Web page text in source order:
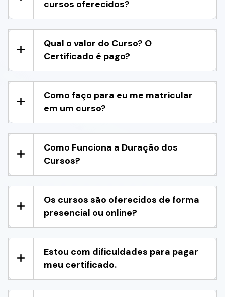
cursos oferecidos?
Qual o valor do Curso? O
Certificado é pago?
Como faço para eu me matricular
em um curso?
Como Funciona a Duração dos
Cursos?
Os cursos são oferecidos de forma
presencial ou online?
Estou com dificuldades para pagar
meu certificado.